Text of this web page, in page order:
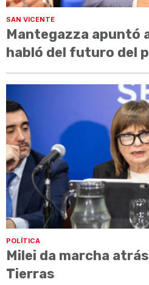
SAN VICENTE
Mantegazza apuntó
habló del futuro del
POLÍTICA
Milei da marcha
Tierras